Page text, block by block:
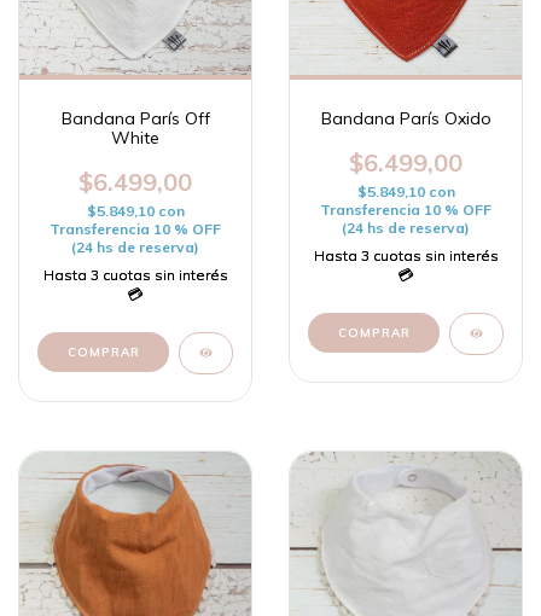
Bandana París Off
White
$6.499,00
$5.849,10 con
Transferencia 10 % OFF
(24 hs de reserva)
Bandana París Oxido
$6.499,00
$5.849,10 con
Transferencia 10 % OFF
(24 hs de reserva)